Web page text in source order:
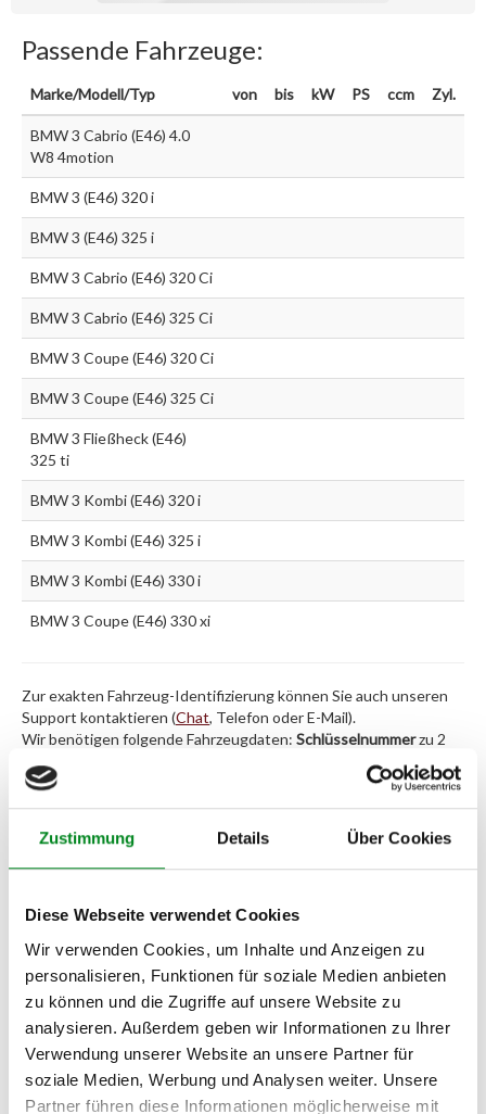
Zustimmung Details Über Cookies
Diese Webseite verwendet Cookies
Wir verwenden Cookies, um Inhalte und Anzeigen zu
personalisieren, Funktionen für soziale Medien anbieten
zu können und die Zugriffe auf unsere Website zu
analysieren. Außerdem geben wir Informationen zu Ihrer
Verwendung unserer Website an unsere Partner für
soziale Medien, Werbung und Analysen weiter. Unsere
Partner führen diese Informationen möglicherweise mit
Passende Fahrzeuge:
Marke/Modell/Typ von bis kW PS ccm Zyl.
BMW 3 Cabrio (E46) 4.0
W8 4motion
BMW 3 (E46) 320 i
BMW 3 (E46) 325 i
BMW 3 Cabrio (E46) 320 Ci
BMW 3 Cabrio (E46) 325 Ci
BMW 3 Coupe (E46) 320 Ci
BMW 3 Coupe (E46) 325 Ci
BMW 3 Fließheck (E46)
325 ti
BMW 3 Kombi (E46) 320 i
BMW 3 Kombi (E46) 325 i
BMW 3 Kombi (E46) 330 i
BMW 3 Coupe (E46) 330 xi
Zur exakten Fahrzeug-Identifizierung können Sie auch unseren
Support kontaktieren (Chat, Telefon oder E-Mail).
Wir benötigen folgende Fahrzeugdaten: Schlüsselnummerzu 2
Hersteller/EU Verantwortliche
Person
Hersteller
Unternehmensname:
TMC Turbolader Manufaktur Coesfeld